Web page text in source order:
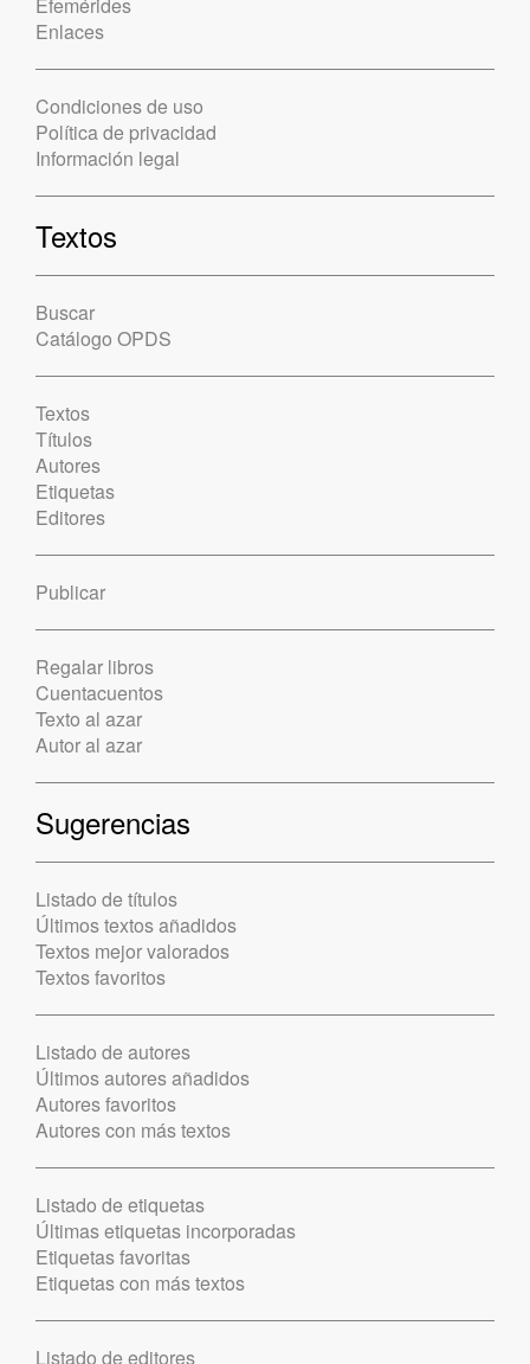
Enlaces
Condiciones de uso
Política de privacidad
Información legal
Textos
Buscar
Catálogo OPDS
Textos
Títulos
Autores
Etiquetas
Editores
Publicar
Regalar libros
Cuentacuentos
Texto al azar
Autor al azar
Sugerencias
Listado de títulos
Últimos textos añadidos
Textos mejor valorados
Textos favoritos
Listado de autores
Últimos autores añadidos
Autores favoritos
Autores con más textos
Listado de etiquetas
Últimas etiquetas incorporadas
Etiquetas favoritas
Etiquetas con más textos
Listado de editores